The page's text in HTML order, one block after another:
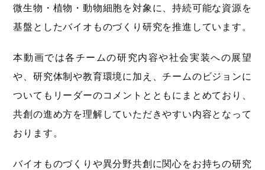
微生物・植物・動物細胞を対象に、持続可能な資源を
基盤としたバイオものづくり研究を推進しています。
本動画では各チームの研究内容や社会実装への展望
や、研究体制や教育環境に加え、チームのビジョンに
ついてもリーダーのコメントとともにまとめており、
共創の進め方を理解していただきやすい内容となって
おります。
バイオものづくりや異分野共創に関心をお持ちの研究